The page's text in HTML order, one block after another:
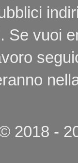
Se vuoi
2018 -